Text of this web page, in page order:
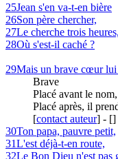
25Jean s'en va-t-en bière
26Son père chercher,
27Le cherche trois heures,
28Où s'est-il caché ?
29Mais un brave cœur
Brave
Placé avant le
Placé après, il
[contact auteur] - []
30Ton papa, pauvre petit,
31L'est déjà-t-en route,
32Le Bon Dieu n'est pas